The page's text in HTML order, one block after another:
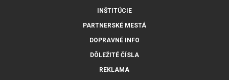
INŠTITÚCIE
PARTNERSKÉ MESTÁ
DOPRAVNÉ INFO
DÔLEŽITÉ ČÍSLA
REKLAMA